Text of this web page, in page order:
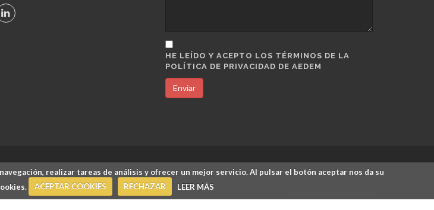
HE LEÍDO Y ACEPTO LOS TÉRMINOS DE LA
POLÍTICA DE PRIVACIDAD DE AEDEM
Enviar
Inicio / Aviso Legal / Política de Privacidad / Política de Cookies
/
realizar tareas de análisis y ofrecer un mejor servicio. Al pulsar el botón aceptar nos da su
ACEPTAR COOKIES RECHAZAR LEER MÁS